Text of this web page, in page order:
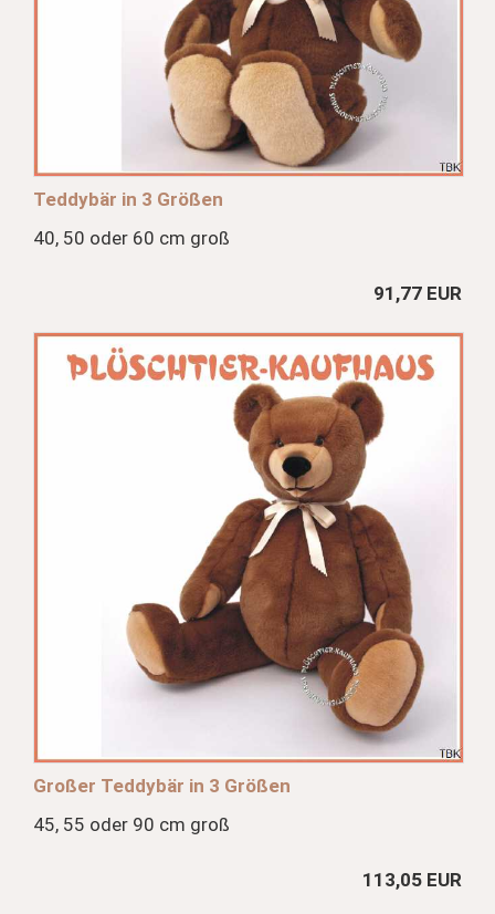
Teddybär in 3 Größen
40, 50 oder 60 cm groß
91,77 EUR
Großer Teddybär in 3 Größen
45, 55 oder 90 cm groß
113,05 EUR